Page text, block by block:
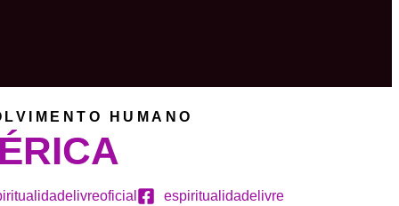
HUMANO
espiritualidadelivre